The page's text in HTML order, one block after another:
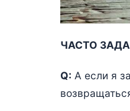
ЧАСТО
Q: А если я